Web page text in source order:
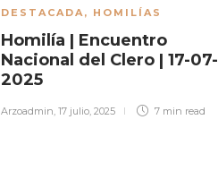
DESTACADA , HOMILÍAS
Homilía | Encuentro
Nacional del Clero | 17-07-
2025
Arzoadmin 17 julio, 2025 7 min read